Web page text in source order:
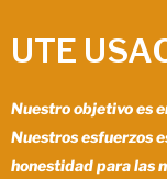
UTE
Nuestro objetivo es
Nuestros esfuerzos
honestidad para las